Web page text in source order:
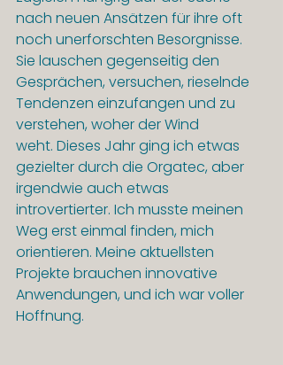
nach neuen Ansätzen für ihre oft
noch unerforschten Besorgnisse.
Sie lauschen gegenseitig den
Gesprächen, versuchen, rieselnde
Tendenzen einzufangen und zu
verstehen, woher der Wind
weht. Dieses Jahr ging ich etwas
gezielter durch die Orgatec, aber
irgendwie auch etwas
introvertierter. Ich musste meinen
Weg erst einmal finden, mich
orientieren. Meine aktuellsten
Projekte brauchen innovative
Anwendungen, und ich war voller
Hoffnung.